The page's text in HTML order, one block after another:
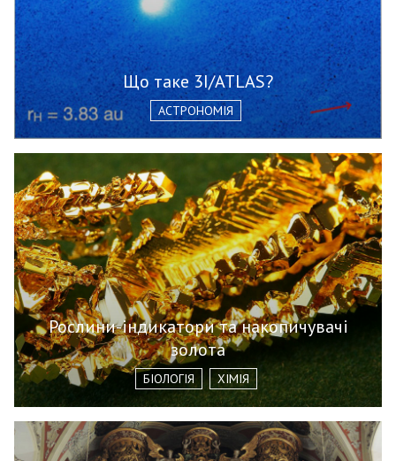
Що таке 3I/ATLAS?
АСТРОНОМІЯ
Рослини-індикатори та накопичувачі
золота
БІОЛОГІЯ ХІМІЯ